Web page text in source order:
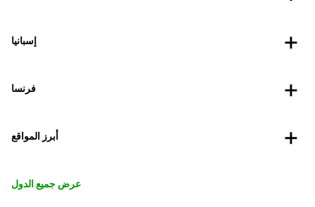
إسبانيا
فرنسا
أبرز المواقع
عرض جميع الدول